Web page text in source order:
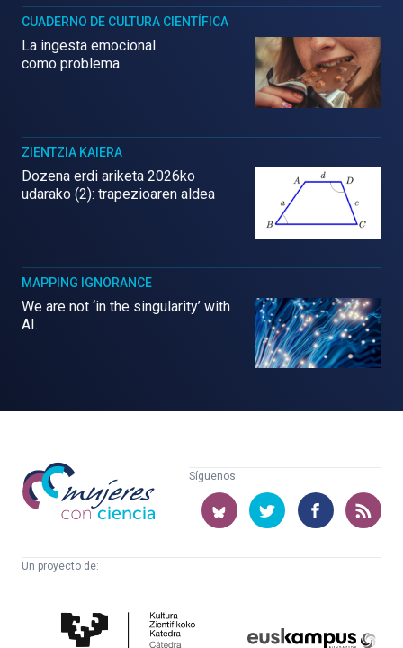
CUADERNO DE CULTURA CIENTÍFICA
La ingesta emocional
como problema
ZIENTZIA KAIERA
Dozena erdi ariketa 2026ko
udarako (2): trapezioaren aldea
MAPPING IGNORANCE
We are not ‘in the singularity’ with
AI.
Mujeres
con
ciencia
Síguenos:
Un proyecto de:
Cultura